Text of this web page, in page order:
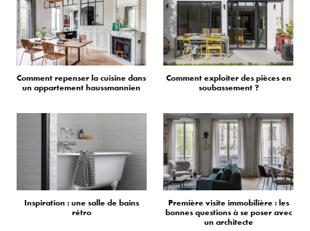
Comment repenser la cuisine dans
un appartement haussmannien
Comment exploiter des pièces en
soubassement ?
Inspiration : une salle de bains
rétro
Première visite immobilière : les
bonnes questions à se poser avec
un architecte